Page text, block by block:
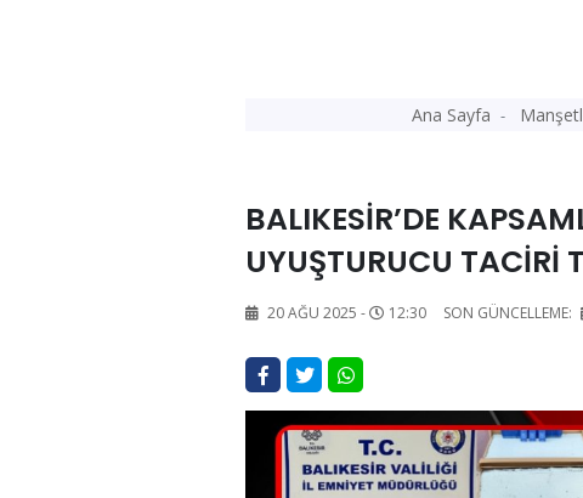
Ana Sayfa
BALIKESİR’DE
UYUŞTURUCU TACİRİ
20 AĞU 2025 - 12:30 SON GÜNCELLEME: